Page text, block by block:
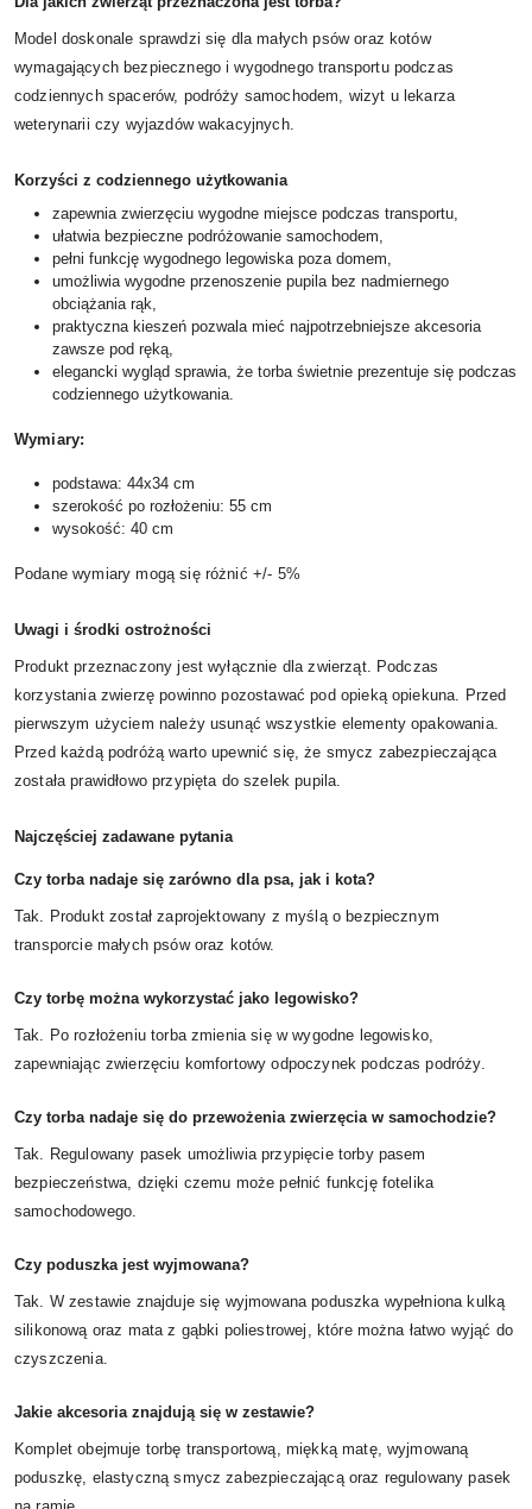
Model doskonale sprawdzi się dla małych psów oraz kotów
wymagających bezpiecznego i wygodnego transportu podczas
codziennych spacerów, podróży samochodem, wizyt u lekarza
weterynarii czy wyjazdów wakacyjnych.
Korzyści z codziennego użytkowania
zapewnia zwierzęciu wygodne miejsce podczas transportu,
ułatwia bezpieczne podróżowanie samochodem,
pełni funkcję wygodnego legowiska poza domem,
umożliwia wygodne przenoszenie pupila bez nadmiernego
obciążania rąk,
praktyczna kieszeń pozwala mieć najpotrzebniejsze akcesoria
zawsze pod ręką,
elegancki wygląd sprawia, że torba świetnie prezentuje się podczas
codziennego użytkowania.
Wymiary:
podstawa: 44x34 cm
szerokość po rozłożeniu: 55 cm
wysokość: 40 cm
Podane wymiary mogą się różnić +/- 5%
Uwagi i środki ostrożności
Produkt przeznaczony jest wyłącznie dla zwierząt. Podczas
korzystania zwierzę powinno pozostawać pod opieką opiekuna. Przed
pierwszym użyciem należy usunąć wszystkie elementy opakowania.
Przed każdą podróżą warto upewnić się, że smycz zabezpieczająca
została prawidłowo przypięta do szelek pupila.
Najczęściej zadawane pytania
Czy torba nadaje się zarówno dla psa, jak i kota?
Tak. Produkt został zaprojektowany z myślą o bezpiecznym
transporcie małych psów oraz kotów.
Czy torbę można wykorzystać jako legowisko?
Tak. Po rozłożeniu torba zmienia się w wygodne legowisko,
zapewniając zwierzęciu komfortowy odpoczynek podczas podróży.
Czy torba nadaje się do przewożenia zwierzęcia w samochodzie?
Tak. Regulowany pasek umożliwia przypięcie torby pasem
bezpieczeństwa, dzięki czemu może pełnić funkcję fotelika
samochodowego.
Czy poduszka jest wyjmowana?
Tak. W zestawie znajduje się wyjmowana poduszka wypełniona kulką
silikonową oraz mata z gąbki poliestrowej, które można łatwo wyjąć do
czyszczenia.
Jakie akcesoria znajdują się w zestawie?
Komplet obejmuje torbę transportową, miękką matę, wyjmowaną
poduszkę, elastyczną smycz zabezpieczającą oraz regulowany pasek